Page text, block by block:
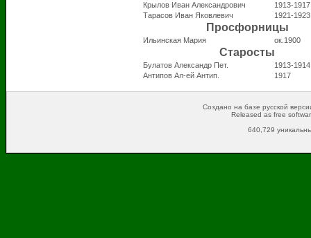
Крылов Иван Александрович
1913-1917
Тарасов Иван Яковлевич
1921-1923
Просфорницы
Ильинская Мария ок.1900
Старосты
Булатов Александр Пет.
1913-1914
Антипов Ал-ей Антип.
1917
Создано на базе русской
Released as free
640,729